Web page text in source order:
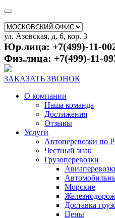
ул. Азовская, д. 6, кор. 3
Юр.лица: +7(499)-11-
Физ.лица: +7(499)-11-
ЗАКАЗАТЬ ЗВОНОК
О компании
Наша команда
Достижения
Отзывы
Услуги
Автоперевозки по
Честный знак
Грузоперевозки
Морские
Доставка
Цены